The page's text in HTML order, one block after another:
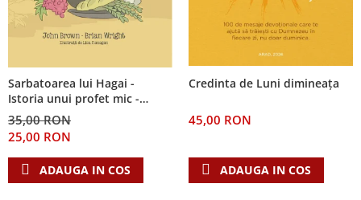
Sarbatoarea lui Hagai -
Istoria unui profet mic -
Seria: Cei 12 cutezatori
35,00 RON
25,00 RON
ADAUGA IN COS
Credinta de Luni dimineața
45,00 RON
ADAUGA IN COS